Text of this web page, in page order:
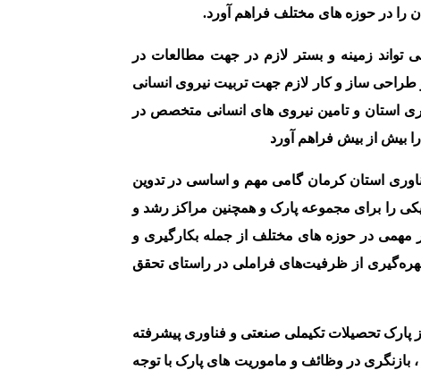
را در حوزه های مختلف فراهم آورد.
تواند زمینه و بستر لازم در جهت مطالعات در
ساز و کار لازم جهت تربیت نیروی انسانی
استان و تامین نیروی های انسانی متخصص در
بیش از بیش فراهم آورد
استان کرمان گامی مهم و اساسی در تدوین
را برای مجموعه پارک و همچنین مراکز رشد و
مهمی در حوزه های مختلف از جمله بکارگیری و
بهره‌گیری از ظرفیت‌های فراملی در راستای تحقق
تحصیلات تکیملی صنعتی و فناوری پیشرفته
بازنگری در وظائف و ماموریت های پارک با توجه